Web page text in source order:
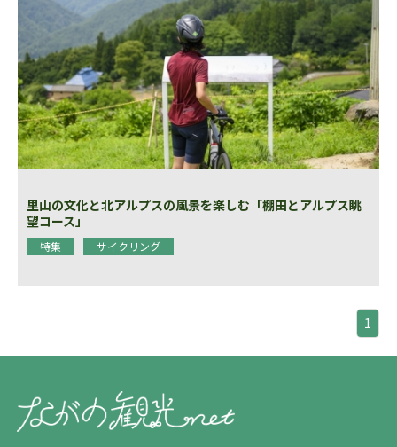
里山の文化と北アルプスの風景を楽しむ「棚田とアルプス眺
望コース」
特集 サイクリング
1